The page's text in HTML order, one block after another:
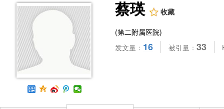
蔡瑛 收藏
(第二附属医院)
发文量： 16 被引量： 33